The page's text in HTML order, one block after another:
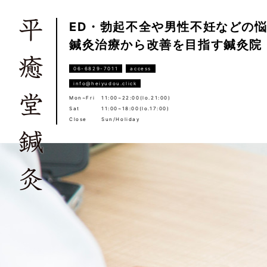
ED・勃起不全や男性不妊などの
鍼灸治療から改善を目指す鍼灸院
06-6829-7011 access
info@heiyudou.click
Mon~Fri
11:00~22:00(lo.21:00)
Sat
11:00~18:00(lo.17:00)
Close
Sun/Holiday